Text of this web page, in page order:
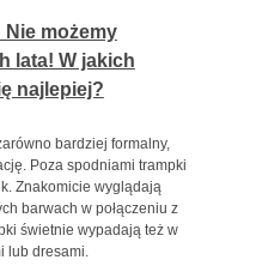
Nie możemy
lata! W jakich
najlepiej?
bardziej formalny,
Poza spodniami trampki
Znakomicie wyglądają
barwach w połączeniu z
świetnie wypadają też w
lub dresami.